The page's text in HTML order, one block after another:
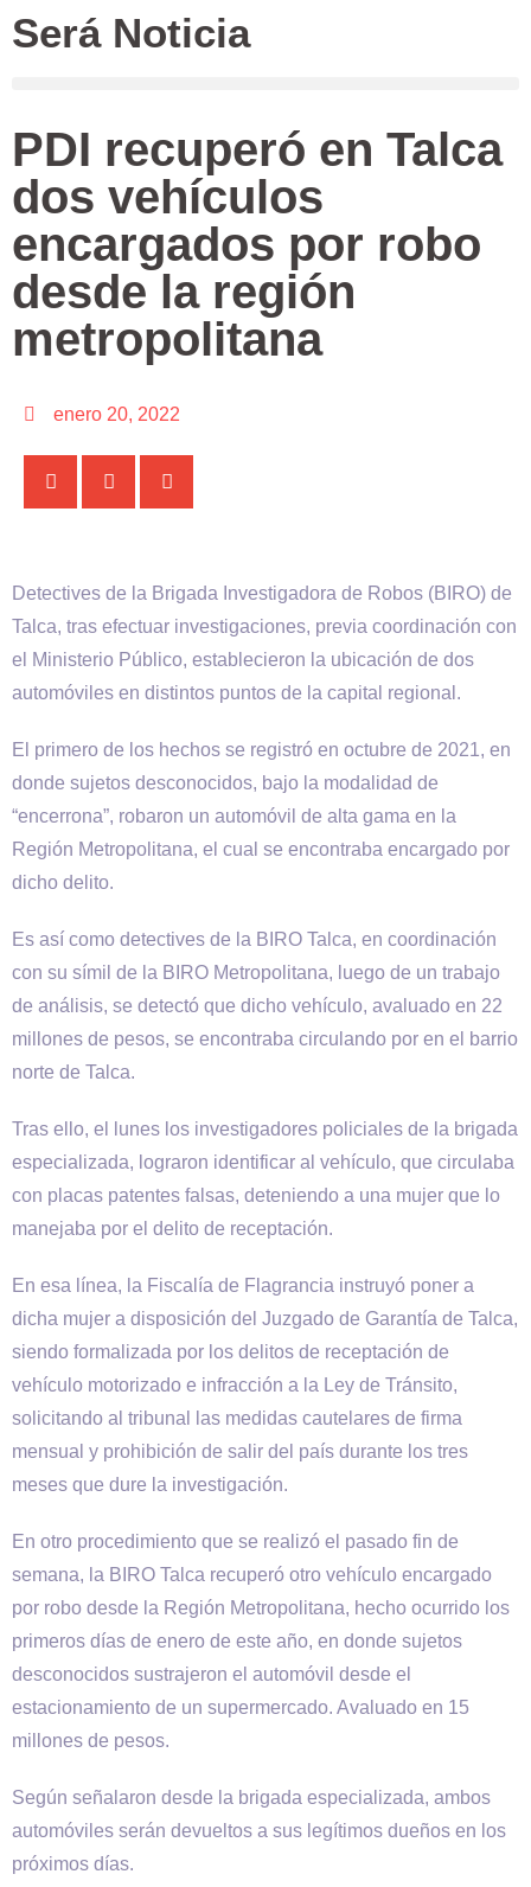
Será Noticia
PDI recuperó en Talca
dos vehículos
encargados por robo
desde la región
metropolitana
enero 20, 2022
Detectives de la Brigada Investigadora de Robos (BIRO) de
Talca, tras efectuar investigaciones, previa coordinación con
el Ministerio Público, establecieron la ubicación de dos
automóviles en distintos puntos de la capital regional.
El primero de los hechos se registró en octubre de 2021, en
donde sujetos desconocidos, bajo la modalidad de
“encerrona”, robaron un automóvil de alta gama en la
Región Metropolitana, el cual se encontraba encargado por
dicho delito.
Es así como detectives de la BIRO Talca, en coordinación
con su símil de la BIRO Metropolitana, luego de un trabajo
de análisis, se detectó que dicho vehículo, avaluado en 22
millones de pesos, se encontraba circulando por en el barrio
norte de Talca.
Tras ello, el lunes los investigadores policiales de la brigada
especializada, lograron identificar al vehículo, que circulaba
con placas patentes falsas, deteniendo a una mujer que lo
manejaba por el delito de receptación.
En esa línea, la Fiscalía de Flagrancia instruyó poner a
dicha mujer a disposición del Juzgado de Garantía de Talca,
siendo formalizada por los delitos de receptación de
vehículo motorizado e infracción a la Ley de Tránsito,
solicitando al tribunal las medidas cautelares de firma
mensual y prohibición de salir del país durante los tres
meses que dure la investigación.
En otro procedimiento que se realizó el pasado fin de
semana, la BIRO Talca recuperó otro vehículo encargado
por robo desde la Región Metropolitana, hecho ocurrido los
primeros días de enero de este año, en donde sujetos
desconocidos sustrajeron el automóvil desde el
estacionamiento de un supermercado. Avaluado en 15
millones de pesos.
Según señalaron desde la brigada especializada, ambos
automóviles serán devueltos a sus legítimos dueños en los
próximos días.